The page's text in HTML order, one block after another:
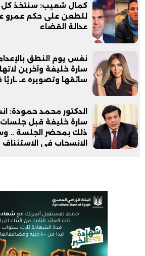
كمال شعيب: سنتخذ كل
للطعن على حكم عمرو
عدالة القضاء
نفس يوم النطق
سارة خليفة وآخرين
سائقها وتصويره عـ
الدكتور محمد حمودة:
سارة خليفة قبل جلسات
ذلك بمحضر الجلسة ..
الانسحاب في الاستئناف